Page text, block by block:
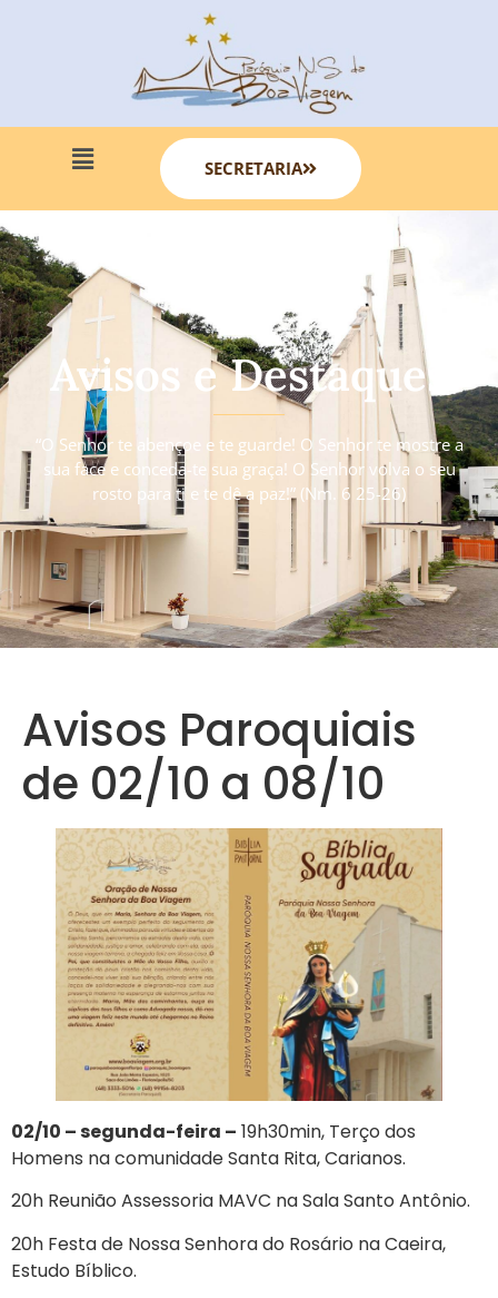
SECRETARIA
Avisos e Destaques
“O Senhor te abençoe e te guarde! O Senhor te mostre a
sua face e conceda-te sua graça! O Senhor volva o seu
rosto para ti e te dê a paz!” (Nm. 6 25-26)
Avisos Paroquiais
de 02/10 a 08/10
02/10 – segunda-feira – 19h30min, Terço dos
Homens na comunidade Santa Rita, Carianos.
20h Reunião Assessoria MAVC na Sala Santo Antônio.
20h Festa de Nossa Senhora do Rosário na Caeira,
Estudo Bíblico.